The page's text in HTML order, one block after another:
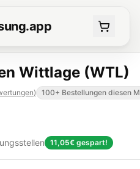
.app
Wittlage (WTL)
) 100+ Bestellungen diesen
11,05€ gespart!